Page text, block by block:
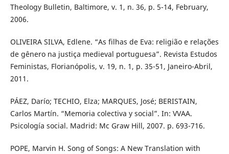
Theology Bulletin, Baltimore, v. 1, n. 36, p. 5-14, February,
2006.
OLIVEIRA SILVA, Edlene. “As filhas de Eva: religião e relações
de gênero na justiça medieval portuguesa”. Revista Estudos
Feministas, Florianópolis, v. 19, n. 1, p. 35-51, Janeiro-Abril,
2011.
PÁEZ, Darío; TECHIO, Elza; MARQUES, José; BERISTAIN,
Carlos Martín. “Memoria colectiva y social”. In: VVAA.
Psicología social. Madrid: Mc Graw Hill, 2007. p. 693-716.
POPE, Marvin H. Song of Songs: A New Translation with